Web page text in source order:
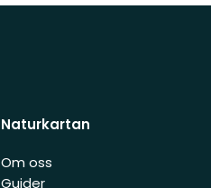
Naturkartan
Om oss
Guider